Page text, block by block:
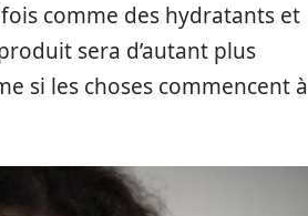
comme des hydratants et
sera d’autant plus
si les choses commencent à